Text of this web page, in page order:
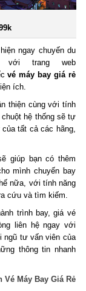
ngay chuyến du
trang web
vé máy bay giá rẻ
ích.
thiện cùng với tính
hệ thống sẽ tự
tất cả các hãng,
giúp bạn có thêm
mình chuyến bay
nữa, với tính năng
cứu và tìm kiếm.
trình bay, giá vé
liên hệ ngay với
ngũ tư vấn viên của
thông tin nhanh
Vé Máy Bay Giá Rẻ